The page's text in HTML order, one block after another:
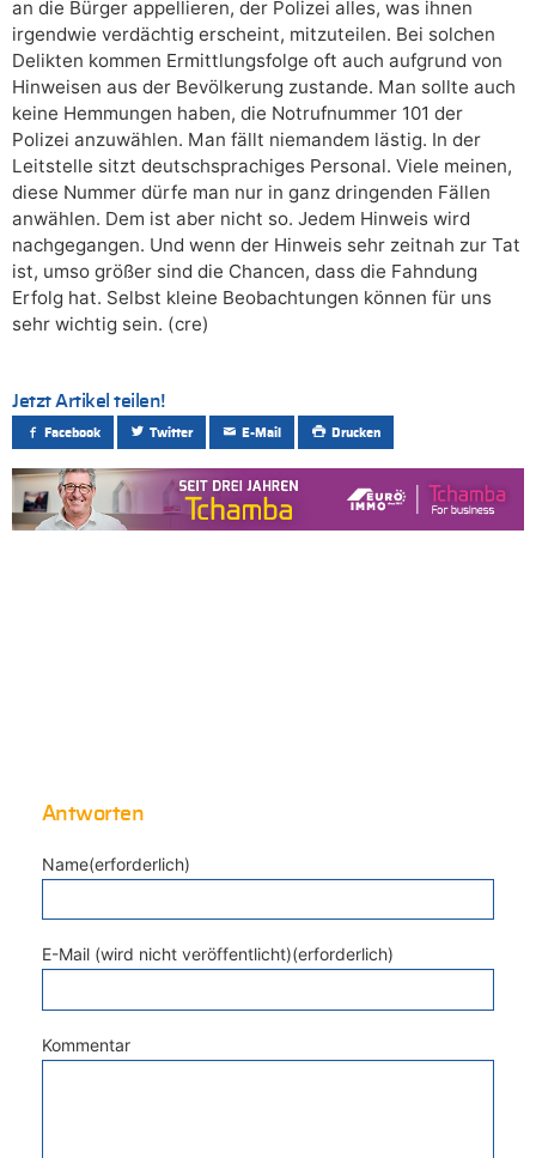
an die Bürger appellieren, der Polizei alles, was ihnen
irgendwie verdächtig erscheint, mitzuteilen. Bei solchen
Delikten kommen Ermittlungsfolge oft auch aufgrund von
Hinweisen aus der Bevölkerung zustande. Man sollte auch
keine Hemmungen haben, die Notrufnummer 101 der
Polizei anzuwählen. Man fällt niemandem lästig. In der
Leitstelle sitzt deutschsprachiges Personal. Viele meinen,
diese Nummer dürfe man nur in ganz dringenden Fällen
anwählen. Dem ist aber nicht so. Jedem Hinweis wird
nachgegangen. Und wenn der Hinweis sehr zeitnah zur Tat
ist, umso größer sind die Chancen, dass die Fahndung
Erfolg hat. Selbst kleine Beobachtungen können für uns
sehr wichtig sein. (cre)
Jetzt Artikel teilen!
Facebook Twitter E-Mail Drucken
Antworten
Name(erforderlich)
E-Mail (wird nicht veröffentlicht)(erforderlich)
Kommentar